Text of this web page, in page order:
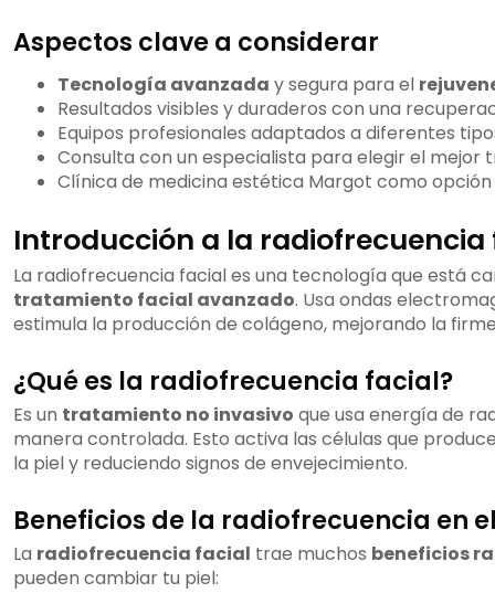
Aspectos clave a considerar
Tecnología avanzada y segura para el
Resultados visibles y duraderos con una
Equipos profesionales adaptados a diferentes
Consulta con un especialista para elegir el mejor
Clínica de medicina estética Margot como
Introducción a la radiofrecuencia
La radiofrecuencia facial es una tecnología que está
tratamiento facial avanzado. Usa ondas
estimula la producción de colágeno, mejorando la
¿Qué es la radiofrecuencia facial?
Es un tratamiento no invasivo que usa energía de
manera controlada. Esto activa las células que
la piel y reduciendo signos de envejecimiento.
Beneficios de la radiofrecuencia en
La radiofrecuencia facial trae muchos beneficios
pueden cambiar tu piel: